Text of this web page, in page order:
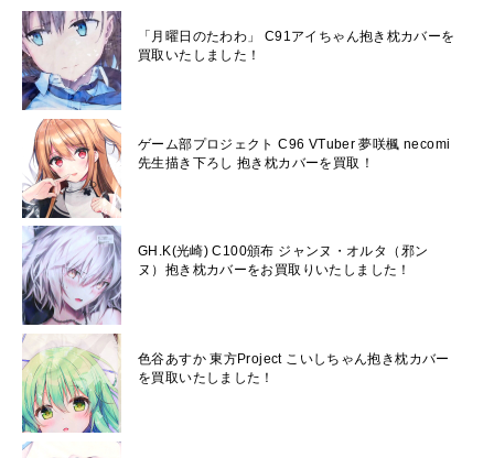
「月曜日のたわわ」 C91アイちゃん抱き枕カバーを
買取いたしました！
ゲーム部プロジェクト C96 VTuber 夢咲楓 necomi
先生描き下ろし 抱き枕カバーを買取！
GH.K(光崎) C100頒布 ジャンヌ・オルタ（邪ン
ヌ）抱き枕カバーをお買取りいたしました！
色谷あすか 東方Project こいしちゃん抱き枕カバー
を買取いたしました！